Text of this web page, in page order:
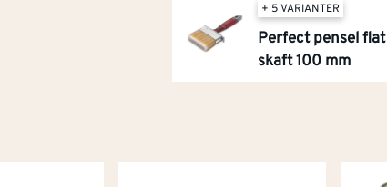
+ 5 VARIANTER
Perfect pensel
skaft 100 mm